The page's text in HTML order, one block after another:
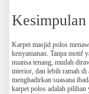
Kesimpulan
Karpet masjid polos
kenyamanan. Tanpa motif
nuansa tenang, mudah
interior, dan lebih ramah
menghadirkan suasana
karpet polos adalah pilihan